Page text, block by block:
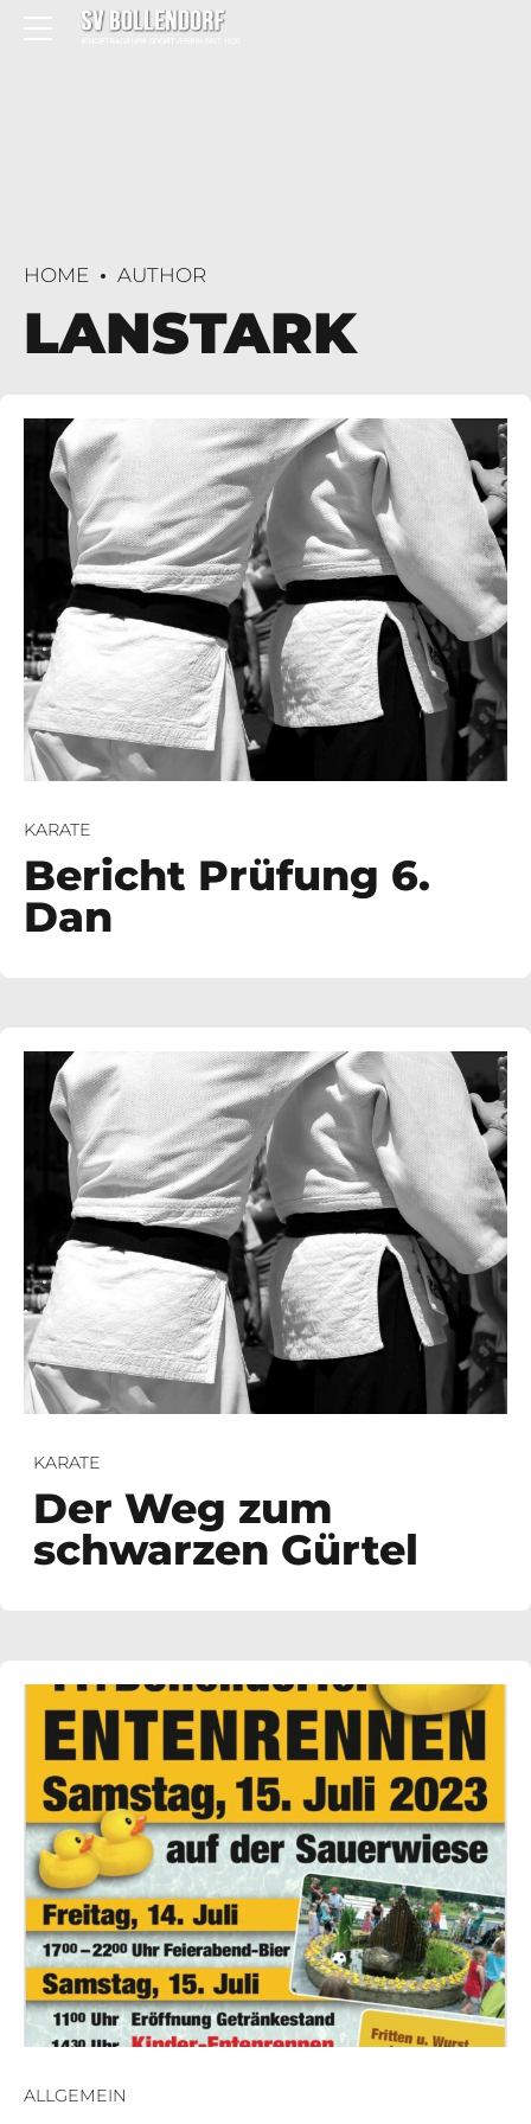
HOME AUTHOR
LANSTARK
KARATE
Bericht Prüfung 6.
Dan
KARATE
Der Weg zum
schwarzen Gürtel
ALLGEMEIN